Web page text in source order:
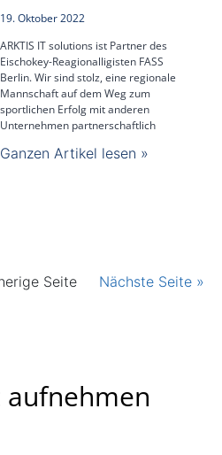
19. Oktober 2022
ARKTIS IT solutions ist Partner des
Eischokey-Reagionalligisten FASS
Berlin. Wir sind stolz, eine regionale
Mannschaft auf dem Weg zum
sportlichen Erfolg mit anderen
Unternehmen partnerschaftlich
Ganzen Artikel lesen »
Seite Nächste Seite »
aufnehmen